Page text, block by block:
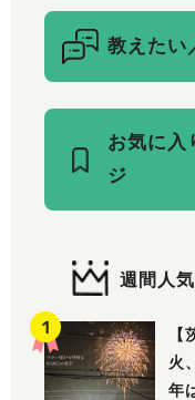
教えたい
お気に入
ジ
週間人
火
年